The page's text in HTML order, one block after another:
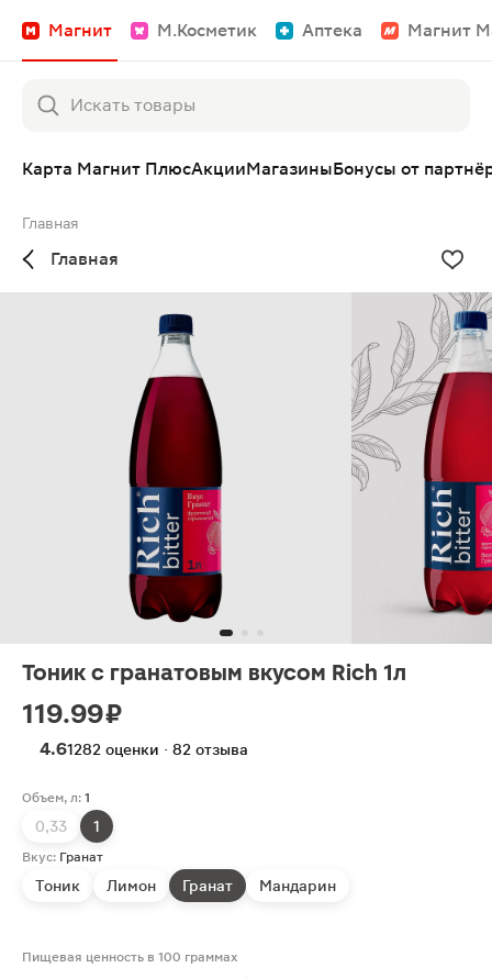
Магнит М.Косметик Аптека Магнит
Карта Магнит ПлюсАкцииМагазиныБонусы от
Главная
Главная
Тоник с гранатовым вкусом Rich 1л
119.99 ₽
4.61282 оценки · 82 отзыва
Объем, л: 1
0,33 1
Вкус: Гранат
Тоник Лимон Гранат Мандарин
Пищевая ценность в 100 граммах